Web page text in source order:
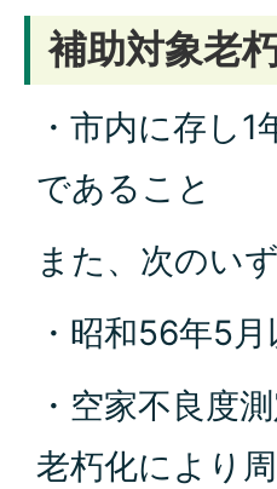
補助対象老
・市内に存し
であること
また、次のい
・昭和56年5
・空家不良度
老朽化により